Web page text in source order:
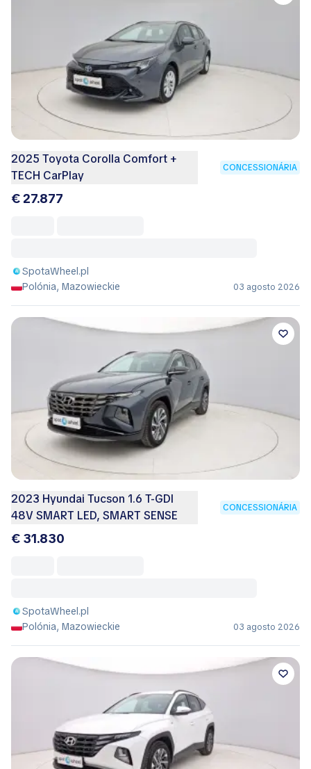
2025 Toyota Corolla Comfort +
TECH CarPlay
CONCESSIONÁRIA
€ 27.877
SpotaWheel.pl
Polónia, Mazowieckie
03 agosto 2026
2023 Hyundai Tucson 1.6 T-GDI
48V SMART LED, SMART SENSE
CONCESSIONÁRIA
€ 31.830
SpotaWheel.pl
Polónia, Mazowieckie
03 agosto 2026